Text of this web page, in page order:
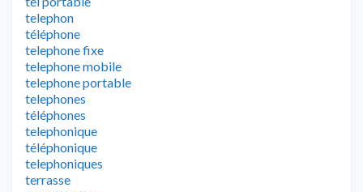
telephon
téléphone
telephone fixe
telephone mobile
telephone portable
telephones
téléphones
telephonique
téléphonique
telephoniques
terrasse